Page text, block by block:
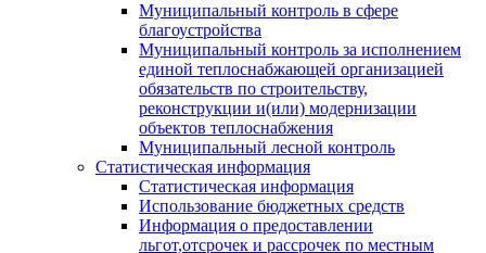
Муниципальный контроль в сфере
благоустройства
Муниципальный контроль за исполнением
единой теплоснабжающей организацией
обязательств по строительству,
реконструкции и(или) модернизации
объектов теплоснабжения
Муниципальный лесной контроль
Статистическая информация
Статистическая информация
Использование бюджетных средств
Информация о предоставлении
льгот,отсрочек и рассрочек по местным